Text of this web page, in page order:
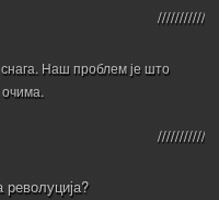
Наш проблем је што
револуција?